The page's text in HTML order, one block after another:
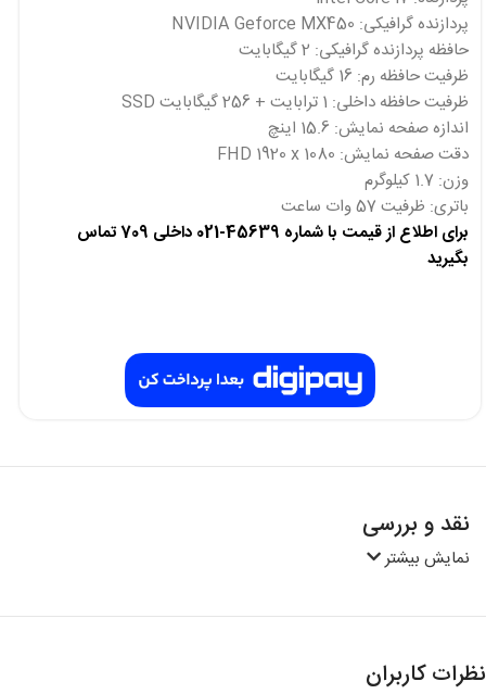
پردازنده گرافیکی: NVIDIA Geforce MX450
حافظه پردازنده گرافیکی: 2 گیگابایت
ظرفیت حافظه رم: 16 گیگابایت
ظرفیت حافظه داخلی: 1 ترابایت + 256 گیگابایت SSD
اندازه صفحه نمایش: 15.6 اینچ
دقت صفحه نمایش: FHD 1920 x 1080
وزن: 1.7 کیلوگرم
باتری: ظرفیت 57 وات ساعت
برای اطلاع از قیمت با شماره 45639-021 داخلی 709 تماس
بگیرید
نقد و بررسی
نمایش بیشتر
نظرات کاربران